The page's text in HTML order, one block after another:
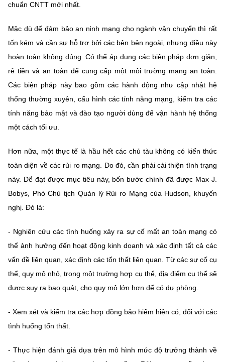
chuẩn CNTT mới nhất.
Mặc dù để đảm bảo an ninh mạng cho ngành vận chuyển thì rất
tốn kém và cần sự hỗ trợ bởi các bên bên ngoài, nhưng điều này
hoàn toàn không đúng. Có thể áp dụng các biện pháp đơn giản,
rẻ tiền và an toàn để cung cấp một môi trường mạng an toàn.
Các biện pháp này bao gồm các hành động như cập nhật hệ
thống thường xuyên, cấu hình các tính năng mạng, kiểm tra các
tính năng bảo mật và đào tạo người dùng để vận hành hệ thống
một cách tối ưu.
Hơn nữa, một thực tế là hầu hết các chủ tàu không có kiến thức
toàn diện về các rủi ro mạng. Do đó, cần phải cải thiện tình trạng
này. Để đạt được mục tiêu này, bốn bước chính đã được Max J.
Bobys, Phó Chủ tịch Quản lý Rủi ro Mạng của Hudson, khuyến
nghị. Đó là:
- Nghiên cứu các tình huống xảy ra sự cố mất an toàn mạng có
thể ảnh hưởng đến hoạt động kinh doanh và xác định tất cả các
vấn đề liên quan, xác định các tổn thất liên quan. Từ các sự cố cụ
thể, quy mô nhỏ, trong một trường hợp cụ thể, địa điểm cụ thể sẽ
được suy ra bao quát, cho quy mô lớn hơn để có dự phòng.
- Xem xét và kiểm tra các hợp đồng bảo hiểm hiện có, đối với các
tình huống tổn thất.
- Thực hiện đánh giá dựa trên mô hình mức độ trưởng thành về